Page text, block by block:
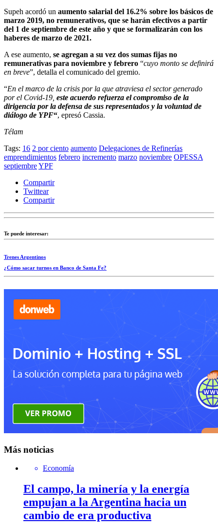
Supeh acordó un aumento salarial del 16.2% sobre los básicos de
marzo 2019, no remunerativos, que se harán efectivos a partir
del 1 de septiembre de este año y que se formalizarán con los
haberes de marzo de 2021.
A ese aumento, se agregan a su vez dos sumas fijas no
remunerativas para noviembre y febrero “cuyo monto se definirá
en breve”, detalla el comunicado del gremio.
“En el marco de la crisis por la que atraviesa el sector generado
por el Covid-19, este acuerdo refuerza el compromiso de la
dirigencia por la defensa de sus representados y la voluntad de
diálogo de YPF“, epresó Cassia.
Télam
Tags: 16 2 por ciento aumento Delegaciones de Refinerías
emprendimientos febrero incremento marzo noviembre OPESSA
septiembreYPF
Compartir
Twittear
Compartir
Te puede interesar:
Trenes Argentinos
¿Cómo sacar turnos en Banco de Santa Fe?
Más noticias
Economía
El campo, la minería y la energía
empujan a la Argentina hacia un
cambio de era productiva